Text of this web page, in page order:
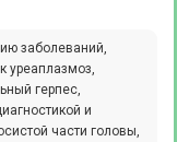
заболеваний,
уреаплазмоз,
герпес,
и
части головы,